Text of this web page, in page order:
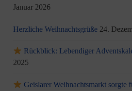
Januar 2026
Herzliche Weihnachtsgrüße 24.
Rückblick: Lebendiger
2025
Geislarer Weihnachtsmarkt sorgte